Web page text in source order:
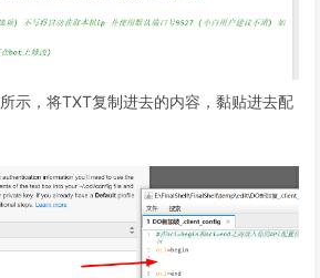
示，将TXT复制进去的内容，黏贴进去配